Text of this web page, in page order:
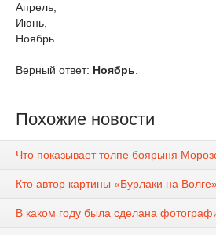
Апрель,
Июнь,
Ноябрь.
Верный ответ: Ноябрь
Похожие новости
Что показывает толпе боярыня
Кто автор картины «Бурлаки на
В каком году была сделана